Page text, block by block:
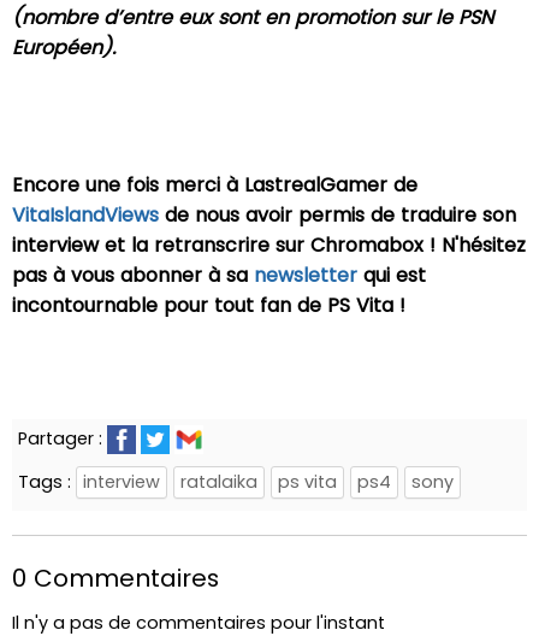
(nombre d’entre eux sont en promotion sur le PSN
Européen).
Encore une fois merci à LastrealGamer de
VitaIslandViews de nous avoir permis de traduire son
interview et la retranscrire sur Chromabox ! N'hésitez
pas à vous abonner à sa newsletter qui est
incontournable pour tout fan de PS Vita !
Partager :
Tags : interview ratalaika ps vita ps4 sony
0 Commentaires
Il n'y a pas de commentaires pour l'instant